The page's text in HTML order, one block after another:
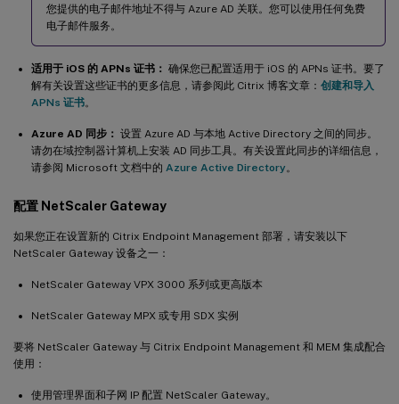
您提供的电子邮件地址不得与 Azure AD 关联。您可以使用任何免费
电子邮件服务。
适用于 iOS 的 APNs 证书： 确保您已配置适用于 iOS 的 APNs 证书。要了
解有关设置这些证书的更多信息，请参阅此 Citrix 博客文章： 创建和导入
APNs 证书。
Azure AD 同步： 设置 Azure AD 与本地 Active Directory 之间的同步。
请勿在域控制器计算机上安装 AD 同步工具。有关设置此同步的详细信息，
请参阅 Microsoft 文档中的 Azure Active Directory。
配置 NetScaler Gateway
如果您正在设置新的 Citrix Endpoint Management 部署，请安装以下
NetScaler Gateway 设备之一：
NetScaler Gateway VPX 3000 系列或更高版本
NetScaler Gateway MPX 或专用 SDX 实例
要将 NetScaler Gateway 与 Citrix Endpoint Management 和 MEM 集成配合
使用：
使用管理界面和子网 IP 配置 NetScaler Gateway。